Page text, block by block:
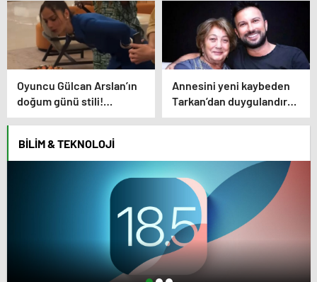
Oyuncu Gülcan Arslan’ın
doğum günü stili!
Elbisenin düğmelerini
Annesini yeni kaybeden
Tarkan’dan duygulandıran
paylaşım! Konserde
BILIM & TEKNOLOJI